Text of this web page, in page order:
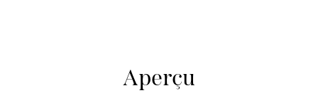
Aperçu